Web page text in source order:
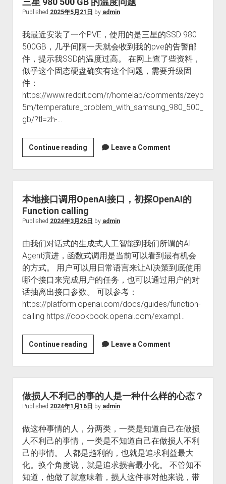
生
Published 2025年5月21日 by admin
我最近安装了一个PVE，使用的是三星的SSD 980
500GB，几乎间隔一天就会收到我的pve的告警邮
件，提示我SSD的温度过高。 在网上查了些资料，
似乎这个固态硬盘确实有这个问题，需要升级固
件：
https://www.reddit.com/r/homelab/comments/zeyb
5m/temperature_problem_with_samsung_980_500_
gb/?tl=zh-…
Continue reading三
星
980
500
的
温
问
题
Leave a Comment
本地接口调用OpenAI接口，初探OpenAI的
Function calling
Published 2024年3月26日 by admin
由我们对话式的生成式人工智能到我们所谓的AI
Agent演进，函数式调用是当前可以看到最有机会
的方式。 用户可以用日常语言来让AI决策到底使用
哪个接口来完成用户的任务，也可以通过用户的对
话抽离出接口参数。 可以参考：
https://platform.openai.com/docs/guides/function-
calling https://cookbook.openai.com/exampl…
Continue reading本
地
接
口
调
用
接
口，
初
探
OpenAI
Leave a Comment
做损人不利己的事的人是一种什么样的心态？
Published 2024年1月16日 by admin
做这种事情的人，分两类，一类是知道自己在做损
人不利己的事情，一类是不知道自己在做损人不利
己的事情。 人都是趋利的，也就是追求利益最大
化。换个角度说，就是追求损害最小化。 不管知不
知道，他做了就意味着，损人这件事对他来说，带